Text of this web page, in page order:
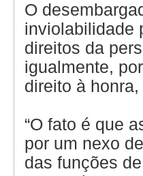
O
inviolabilidade
direitos da
igualmente,
direito à
“O fato é que
por um nexo
das funções